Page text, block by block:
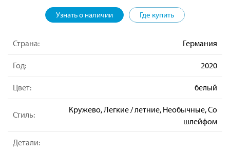
Узнать о наличии Где купить
Страна: Германия
Год: 2020
Цвет: белый
Стиль:
Кружево, Легкие / летние, Необычные, Со
шлейфом
Детали: